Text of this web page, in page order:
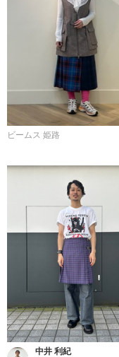
ビームス 姫路
中井 利紀